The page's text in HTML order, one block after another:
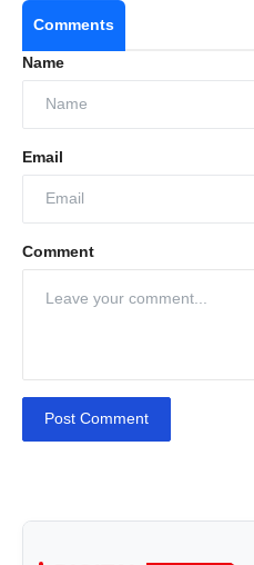
Comments
Name
Email
Comment
Post Comment